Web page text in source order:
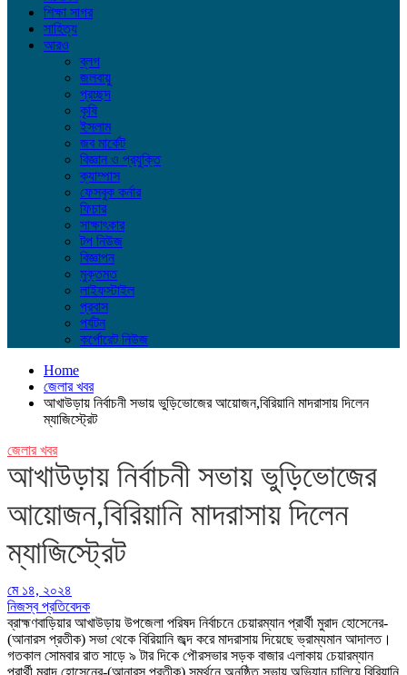
শিক্ষা সাগর
সাহিত্য
আরও
ব্লগ
জলবায়ু
প্রচ্ছদ
কৃষি
ইসলাম
জব মার্কেট
বিজ্ঞান ও প্রযুক্তি
ক্যাম্পাস
ফেসবুক কর্নার
ফিচার
সাক্ষাৎকার
টপ নিউজ
বিজ্ঞাপন
মুক্তমত
লাইফস্টাইল
প্রবাস
পর্যটন
কর্পোরেট নিউজ
Home
জেলার খবর
আখাউড়ায় নির্বাচনী সভায় ভুড়িভোজের আয়োজন,বিরিয়ানি মাদরাসায় দিলেন
ম্যাজিস্ট্রেট
জেলার খবর
আখাউড়ায় নির্বাচনী সভায় ভুড়িভোজের
আয়োজন,বিরিয়ানি মাদরাসায় দিলেন
ম্যাজিস্ট্রেট
মে ১৪, ২০২৪
নিজস্ব প্রতিবেদক
ব্রাহ্মণবাড়িয়ার আখাউড়ায় উপজেলা পরিষদ নির্বাচনে চেয়ারম্যান প্রার্থী মুরাদ হোসেনের-
(আনারস প্রতীক) সভা থেকে বিরিয়ানি জব্দ করে মাদরাসায় দিয়েছে ভ্রাম্যমান আদালত।
গতকাল সোমবার রাত সাড়ে ৯ টার দিকে পৌরসভার সড়ক বাজার এলাকায় চেয়ারম্যান
প্রার্থী মুরাদ হোসেনের-(আনারস প্রতীক) সমর্থনে অনুষ্ঠিত সভায় অভিযান চালিয়ে বিরিয়ানি